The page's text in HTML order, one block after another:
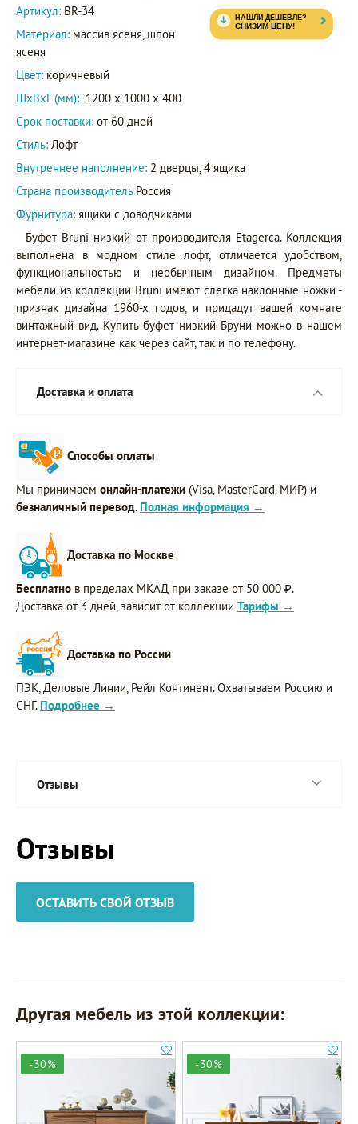
Артикул: BR-34
Материал: массив ясеня, шпон
ясеня
Цвет: коричневый
ШxВxГ (мм): 1200 x 1000 x 400
Срок поставки: от 60 дней
Стиль: Лофт
Внутреннее наполнение: 2 дверцы, 4 ящика
Страна производитель Россия
Фурнитура: ящики с доводчиками
Буфет Bruni низкий от производителя Etagerca. Коллекция
выполнена в модном стиле лофт, отличается удобством,
функциональностью и необычным дизайном. Предметы
мебели из коллекции Bruni имеют слегка наклонные ножки -
признак дизайна 1960-х годов, и придадут вашей комнате
винтажный вид. Купить буфет низкий Бруни можно в нашем
интернет-магазине как через сайт, так и по телефону.
Доставка и оплата
Способы оплаты
Мы принимаем онлайн-платежи (Visa, MasterCard, МИР) и
безналичный перевод. Полная информация →
Доставка по Москве
Бесплатно в пределах МКАД при заказе от 50 000 ₽.
Доставка от 3 дней, зависит от коллекции Тарифы →
Доставка по России
ПЭК, Деловые Линии, Рейл Континент. Охватываем Россию и
СНГ. Подробнее →
Отзывы
Отзывы
ОСТАВИТЬ СВОЙ ОТЗЫВ
Другая мебель из этой коллекции:
-30% -30%